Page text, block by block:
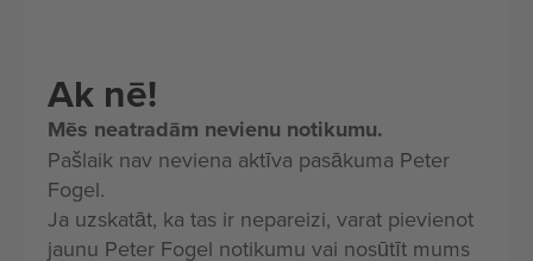
Ak nē!
Mēs neatradām nevienu notikumu.
Pašlaik nav neviena aktīva pasākuma Peter
Fogel.
Ja uzskatāt, ka tas ir nepareizi, varat pievienot
jaunu Peter Fogel notikumu vai nosūtīt mums